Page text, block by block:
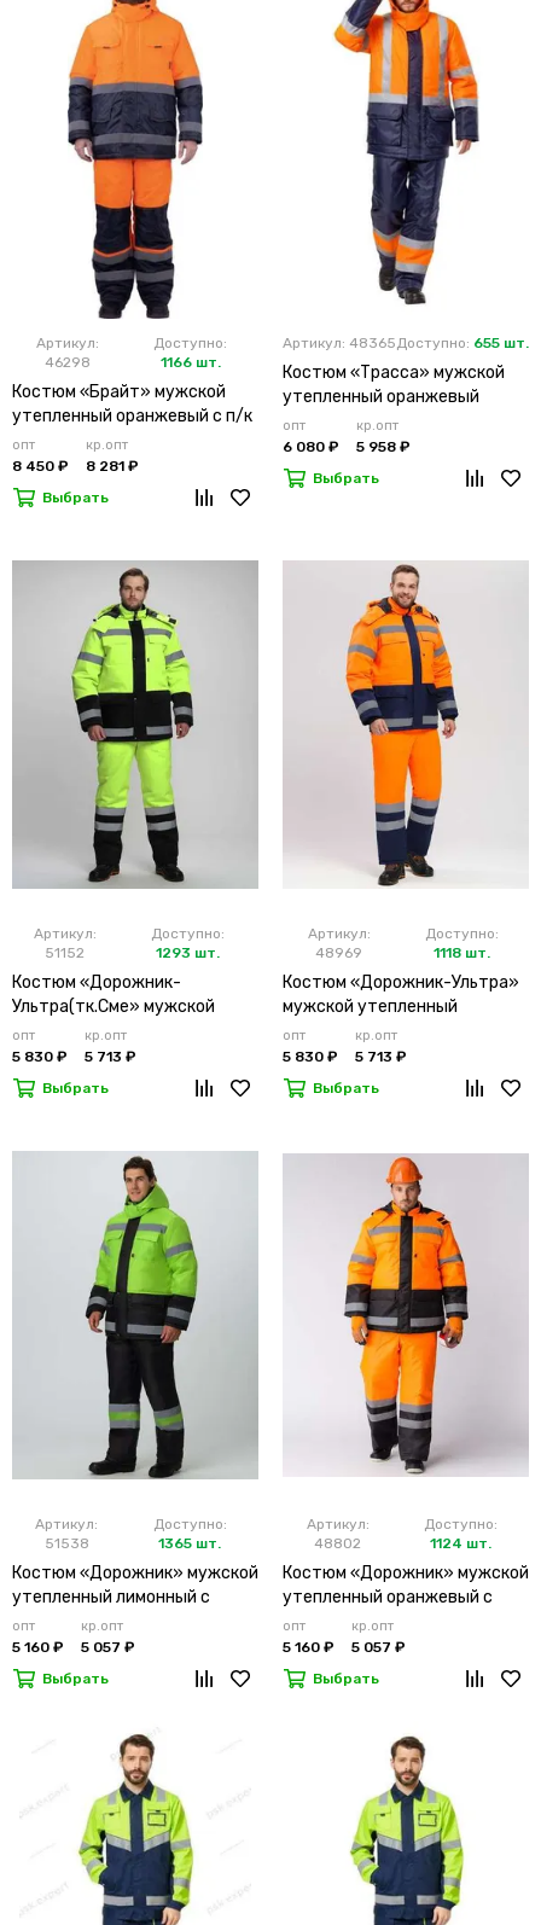
Артикул:
46298
Доступно:
1166 шт.
Костюм «Брайт» мужской
утепленный оранжевый с п/к
опт
8 450 ₽
кр.опт
8 281 ₽
Выбрать
Артикул: 48365Доступно: 655 шт.
Костюм «Трасса» мужской
утепленный оранжевый
опт
6 080 ₽
кр.опт
5 958 ₽
Выбрать
Артикул:
51152
Доступно:
1293 шт.
Костюм «Дорожник-
Ультра(тк.Сме» мужской
утепленный лимонный
опт
5 830 ₽
кр.опт
5 713 ₽
Выбрать
Артикул:
48969
Доступно:
1118 шт.
Костюм «Дорожник-Ультра»
мужской утепленный
оранжевый
опт
5 830 ₽
кр.опт
5 713 ₽
Выбрать
Артикул:
51538
Доступно:
1365 шт.
Костюм «Дорожник» мужской
утепленный лимонный с
брюками
опт
5 160 ₽
кр.опт
5 057 ₽
Выбрать
Артикул:
48802
Доступно:
1124 шт.
Костюм «Дорожник» мужской
утепленный оранжевый с
брюками
опт
5 160 ₽
кр.опт
5 057 ₽
Выбрать